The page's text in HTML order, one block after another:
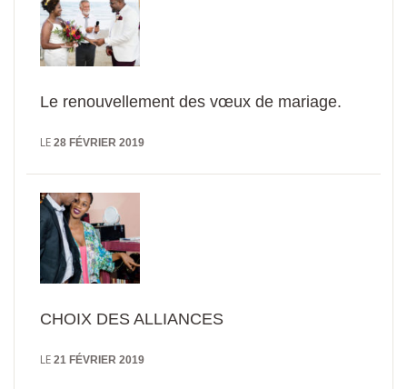
Le renouvellement des vœux de mariage.
LE 28 FÉVRIER 2019
CHOIX DES ALLIANCES
LE 21 FÉVRIER 2019